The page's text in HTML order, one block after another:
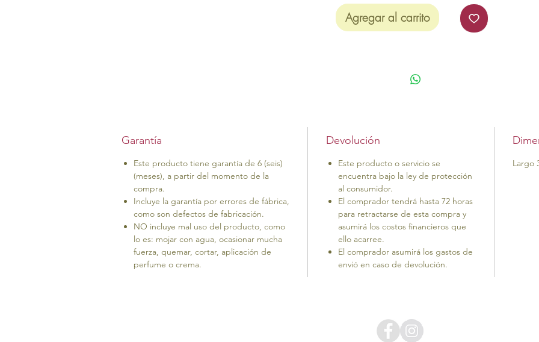
sostenibles.
PiezaArtesanalelaborados a mano.
Agregar al carrito
Garantía
Este producto tiene garantía de 6 (seis)
(meses), a partir del momento de la
compra.
Incluye la garantía por errores de fábrica,
como son defectos de fabricación.
NO incluye mal uso del producto, como
lo es: mojar con agua, ocasionar mucha
fuerza, quemar, cortar, aplicación de
perfume o crema.
Devolución
Este producto o servicio se
encuentra bajo la ley de protección
al consumidor.
El comprador tendrá hasta 72 horas
para retractarse de esta compra y
asumirá los costos financieros que
ello acarree.
El comprador asumirá los gastos de
envió en caso de devolución.
Largo